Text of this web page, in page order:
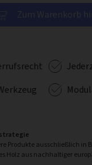
Zum Warenkorb
Produkte ausschließlich in
Holz aus nachhaltiger